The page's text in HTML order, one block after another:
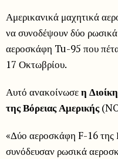
Αμερικανικά μαχητικά
να συνοδέψουν δύο
αεροσκάφη Tu-95 που
17 Οκτωβρίου.
Αυτό ανακοίνωσεη
της Βόρειας Αμερικής
«Δύο αεροσκάφη F-16
συνόδευσαν ρωσικά